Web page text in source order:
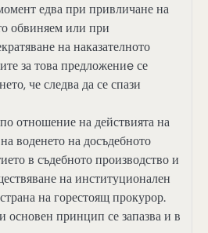
едва при привличане на
обвиняем или при
на наказателното
за това предложениe се
че следва да се спази
отношение на действията на
воденето на досъдебното
в съдебното производство и
на институционален
на горестоящ прокурор.
основен принцип се запазва и в